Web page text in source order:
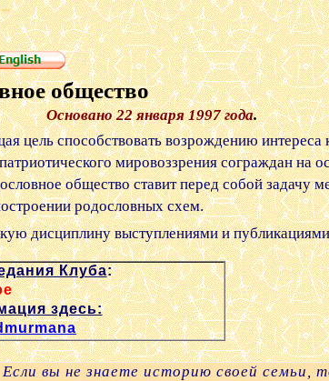
общество
Основано 22 января 1997 года.
цель способствовать возрождению интереса
мировоззрения сограждан на
общество ставит перед собой задачу
родословных схем.
дисциплину выступлениями и
Клуба:
здесь:
вы не знаете историю своей семьи,